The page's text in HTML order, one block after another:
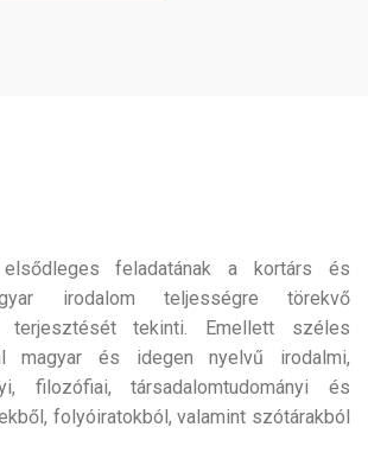
feladatának a kortárs és
irodalom teljességre törekvő
terjesztését tekinti. Emellett széles
magyar és idegen nyelvű irodalmi,
filozófiai, társadalomtudományi és
folyóiratokból, valamint szótárakból